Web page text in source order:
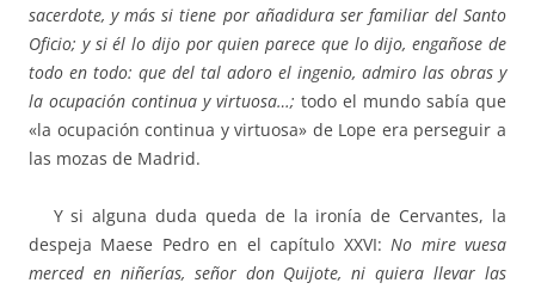
sacerdote, y más si tiene por añadidura ser familiar del Santo
Oficio; y si él lo dijo por quien parece que lo dijo, engañose de
todo en todo: que del tal adoro el ingenio, admiro las obras y
la ocupación continua y virtuosa…; todo el mundo sabía que
«la ocupación continua y virtuosa» de Lope era perseguir a
las mozas de Madrid.
Y si alguna duda queda de la ironía de Cervantes, la
despeja Maese Pedro en el capítulo XXVI:No mire vuesa
merced en niñerías, señor don Quijote, ni quiera llevar las